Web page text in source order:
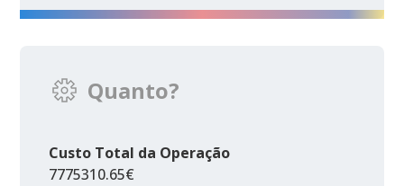
Quanto?
Custo Total da Operação
7775310.65€